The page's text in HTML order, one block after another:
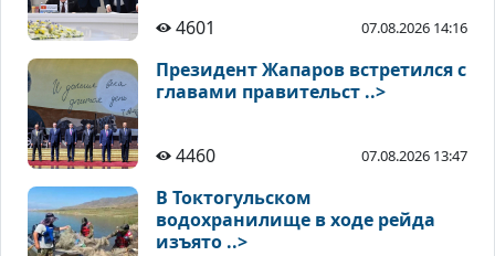
4601
07.08.2026 14:16
Президент Жапаров встретился с
главами правительст ..>
4460 07.08.2026 13:47
В Токтогульском
водохранилище в ходе рейда
изъято ..>